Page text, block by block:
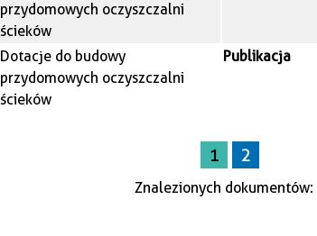
przydomowych oczyszczalni
ścieków
Dotacje do budowy
przydomowych oczyszczalni
ścieków
Publikacja
1 2
Znalezionych dokumentów: